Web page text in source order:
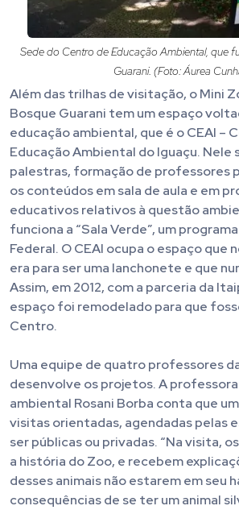
Sede do Centro de Educação Ambiental, que
Guarani. (Foto: Áurea
Além das trilhas de visitação, o Mini
Bosque Guarani tem um espaço
educação ambiental, que é o CEAI –
Educação Ambiental do Iguaçu. Nele
palestras, formação de professores
os conteúdos em sala de aula e em
educativos relativos à questão
funciona a “Sala Verde”, um
Federal. O CEAI ocupa o espaço que
era para ser uma lanchonete e que
Assim, em 2012, com a parceria da
espaço foi remodelado para que
Centro.
Uma equipe de quatro professores
desenvolve os projetos. A
ambiental Rosani Borba conta que
visitas orientadas, agendadas pelas
ser públicas ou privadas. “Na visita,
a história do Zoo, e recebem
desses animais não estarem em seu
consequências de se ter um animal